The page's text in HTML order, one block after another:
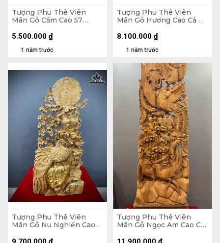
Tượng Phu Thê Viên
Mãn Gỗ Cẩm Cao 57
1 năm trước
5.500.000 ₫
Tượng Phu Thê Viên
Mãn Gỗ Hương Cao Cả Kỷ
Kỷ Cao 10
1 năm trước
8.100.000 ₫
Tượng Phu Thê Viên
Mãn Gỗ Nu Nghiến Cao
Tượng Phu Thê Viên
Mãn Gỗ Ngọc Am Cao Cả
(cm) - Kỷ Cao 15